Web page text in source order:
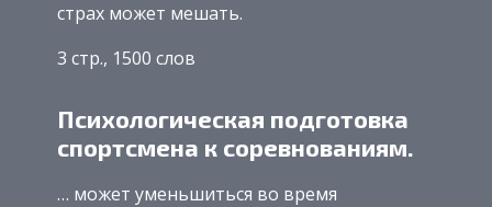
страх может мешать.
3 стр., 1500 слов
Психологическая подготовка
спортсмена к соревнованиям.
… может уменьшиться во время